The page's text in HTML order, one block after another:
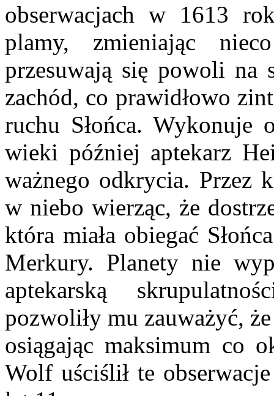
obserwacjach w 1613
plamy, zmieniając
przesuwają się powoli na
zachód, co prawidłowo
ruchu Słońca.
wieki później aptekarz
ważnego odkrycia. Przez
w niebo wierząc, że
która miała obiegać
Merkury. Planety nie
aptekarską
pozwoliły mu zauważyć,
osiągając maksimum co
Wolf uściślił te